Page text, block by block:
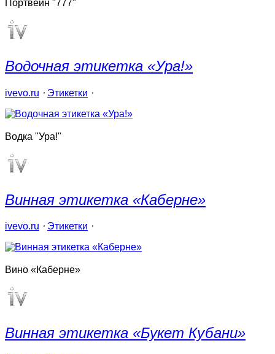
Портвейн "777"
Водочная этикетка «Ура!»
ivevo.ru ⋅ Этикетки ⋅
Водка "Ура!"
Винная этикетка «Каберне»
ivevo.ru ⋅ Этикетки ⋅
Вино «Каберне»
Винная этикетка «Букет Кубани»